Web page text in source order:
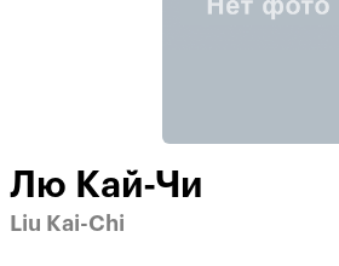
Лю Кай-Чи
Liu Kai-Chi